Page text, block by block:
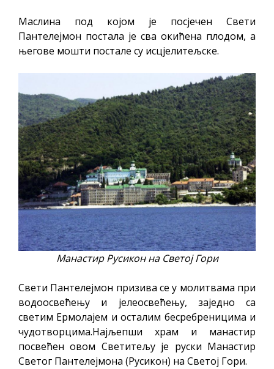
Маслина под којом је посјечен Свети
Пантелејмон постала је сва окићена плодом, а
његове мошти постале су исцјелитељске.​
Манастир Русикон на Светој Гори
Свети Пантелејмон призива се у молитвама при
водоосвећењу и јелеосвећењу, заједно са
светим Ермолајем и осталим бесребреницима и
чудотворцима.Најљепши храм и манастир
посвећен овом Светитељу је руски Манастир
Светог Пантелејмона (Русикон) на Светој Гори.